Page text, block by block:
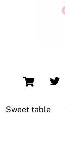
Cart
Sweet table